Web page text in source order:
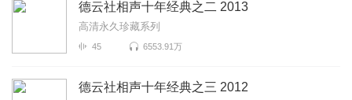
德云社相声十年经典之二 2013
高清永久珍藏系列
45 6553.91万
德云社相声十年经典之三 2012